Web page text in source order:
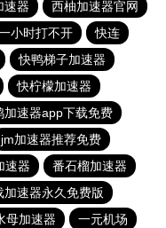
速器
西柚加速器官网
小时打不开
快连
快鸭梯子加速器
快柠檬加速器
加速器app下载免费
jm加速器推荐免费
速器
番石榴加速器
加速器永久免费版
母加速器 一元机场